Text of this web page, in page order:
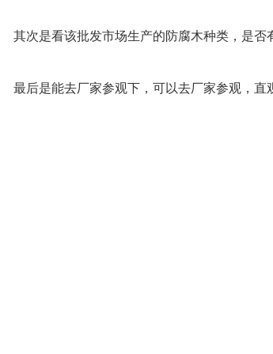
其次是看该批发市场生产的防腐木种类，是否
最后是能去厂家参观下，可以去厂家参观，直